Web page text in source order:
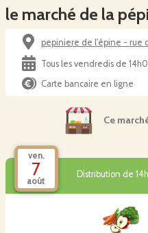
pepiniere de l'épine - rue
Tous les vendredis de
Carte bancaire en ligne
Ce
ven.
7
août
Distribution de